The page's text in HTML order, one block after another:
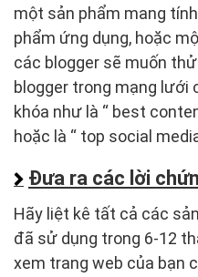
một sản phẩm mang
phẩm ứng dụng, hoặc
các blogger sẽ muốn
blogger trong mạng lưới
khóa như là “ best
hoặc là “ top social
Đưa ra các lời
Hãy liệt kê tất cả các
đã sử dụng trong 6-12
xem trang web của bạn